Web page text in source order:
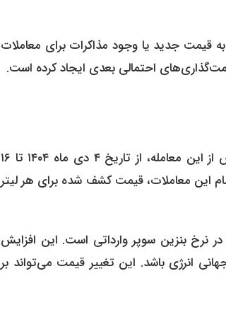
خریداران به قیمت جدید یا وجود مذاکرات برای معاملات
برای درک بهتر روند قیمت‌ها، باید به معاملات قبلی در سال ۱۴۰۴ نگاهی بیندازیم. پیش از این معامله، از تاریخ ۴ دی ماه ۱۴۰۴ تا ۱۶
شده بود. در تمام این معاملات، قیمت کشف شده برای هر لیتر
تومانی، نشان‌دهنده افزایشی در نرخ بنزین سوپر وارداتی است. این افزایش
انرژی باشد. این تغییر قیمت می‌تواند بر